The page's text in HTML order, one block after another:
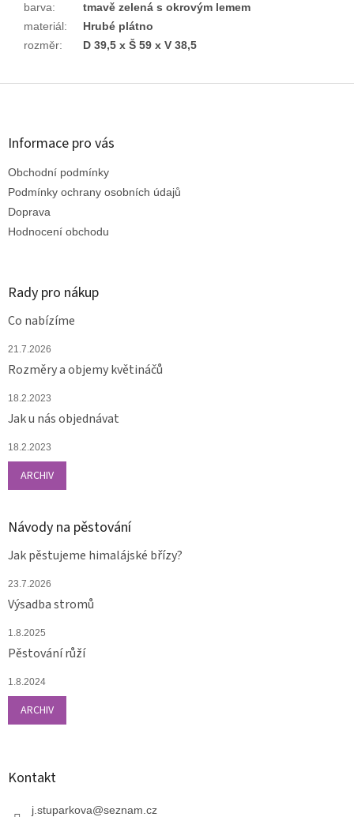
barva:
tmavě zelená s okrovým lemem
materiál:
Hrubé plátno
rozměr: D 39,5 x Š 59 x V 38,5
Z
Informace pro vás
Obchodní podmínky
Podmínky ochrany osobních údajů
Doprava
Hodnocení obchodu
Rady pro nákup
Co nabízíme
21.7.2026
Rozměry a objemy květináčů
18.2.2023
Jak u nás objednávat
18.2.2023
ARCHIV
Návody na pěstování
Jak pěstujeme himalájské břízy?
23.7.2026
Výsadba stromů
1.8.2025
Pěstování růží
1.8.2024
ARCHIV
Kontakt
j.stuparkova@seznam.cz